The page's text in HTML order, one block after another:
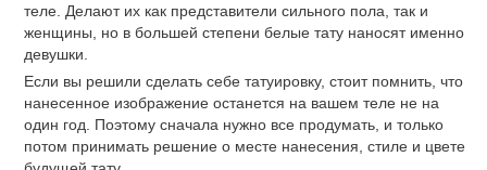
теле. Делают их как представители сильного пола, так и
женщины, но в большей степени белые тату наносят именно
девушки.
Если вы решили сделать себе татуировку, стоит помнить, что
нанесенное изображение останется на вашем теле не на
один год. Поэтому сначала нужно все продумать, и только
потом принимать решение о месте нанесения, стиле и цвете